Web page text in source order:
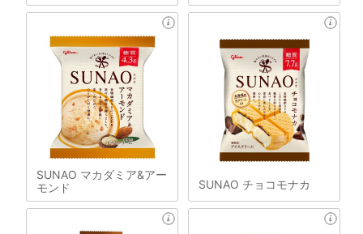
SUNAO マカダミア&アー
モンド
SUNAO チョコモナカ